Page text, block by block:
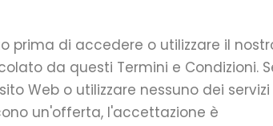
prima di accedere o utilizzare il
da questi Termini e Condizioni.
Web o utilizzare nessuno dei servizi
un'offerta, l'accettazione è